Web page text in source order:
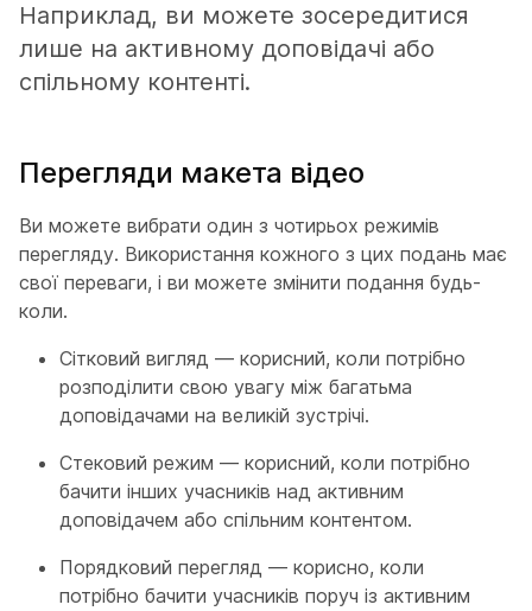
Наприклад, ви можете зосередитися
лише на активному доповідачі або
спільному контенті.
Перегляди макета відео
Ви можете вибрати один з чотирьох режимів
перегляду. Використання кожного з цих подань має
свої переваги, і ви можете змінити подання будь-
коли.
Сітковий вигляд — корисний, коли потрібно
розподілити свою увагу між багатьма
доповідачами на великій зустрічі.
Стековий режим — корисний, коли потрібно
бачити інших учасників над активним
доповідачем або спільним контентом.
Порядковий перегляд — корисно, коли
потрібно бачити учасників поруч із активним